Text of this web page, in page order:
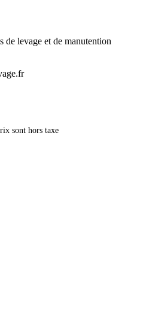
de levage et de manutention
sont hors taxe